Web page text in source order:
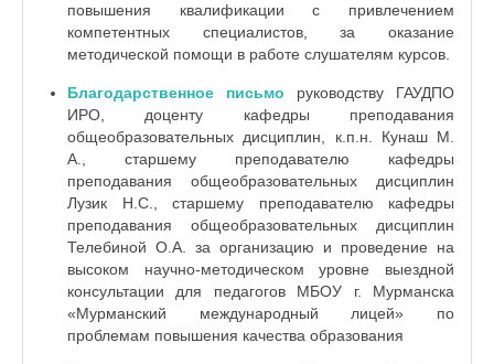
повышения квалификации с привлечением
компетентных специалистов, за оказание
методической помощи в работе слушателям курсов.
Благодарственное письмо
руководству ГАУДПО
ИРО, доценту кафедры преподавания
общеобразовательных дисциплин, к.п.н. Кунаш М.
А., старшему преподавателю кафедры
преподавания общеобразовательных дисциплин
Лузик Н.С., старшему преподавателю кафедры
преподавания общеобразовательных дисциплин
Телебиной О.А. за организацию и проведение на
высоком научно-методическом уровне выездной
консультации для педагогов МБОУ г. Мурманска
«Мурманский международный лицей» по
проблемам повышения качества образования